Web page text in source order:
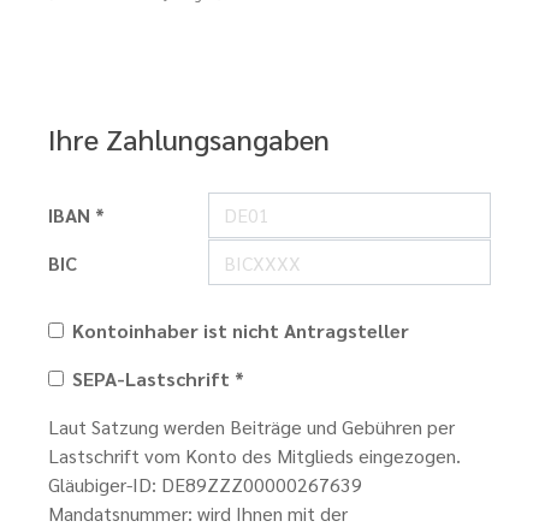
Ihre Zahlungsangaben
IBAN *
BIC
Kontoinhaber ist nicht Antragsteller
SEPA-Lastschrift *
Laut Satzung werden Beiträge und Gebühren per
Lastschrift vom Konto des Mitglieds eingezogen.
Gläubiger-ID: DE89ZZZ00000267639
Mandatsnummer: wird Ihnen mit der